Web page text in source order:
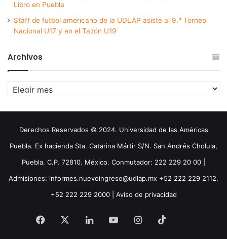
Libro en Puebla
Staff de futbol americano de la UDLAP asiste al 9.º Torneo
Nacional U17 y en el Tazón U19
Archivos
Archivos
Derechos Reservados © 2024. Universidad de las Américas
Puebla. Ex hacienda Sta. Catarina Mártir S/N. San Andrés Cholula,
Puebla. C.P. 72810. México. Conmutador: 222 229 20 00 |
Admisiones: informes.nuevoingreso@udlap.mx +52 222 229 2112,
+52 222 229 2000 | Aviso de privacidad
Facebook LinkedInYouTubeInstagram